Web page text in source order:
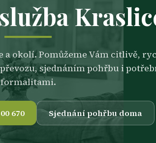
a okolí. Pomůžeme Vám citlivě,
sjednáním pohřbu i
formalitami.
670 Sjednání pohřbu doma